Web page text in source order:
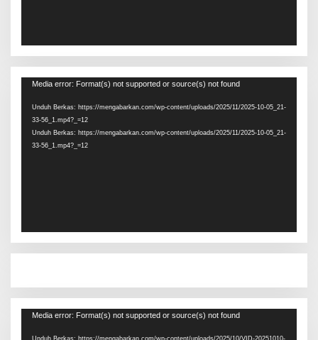
Pemutar
Media error: Format(s) not supported or source(s) not found
Unduh Berkas: https://mengabarkan.com/wp-content/uploads/2025/11/2025-10-05_21-
33-56_1.mp4?_=12
Unduh Berkas: https://mengabarkan.com/wp-content/uploads/2025/11/2025-10-05_21-
33-56_1.mp4?_=12
Pemutar
Media error: Format(s) not supported or source(s) not found